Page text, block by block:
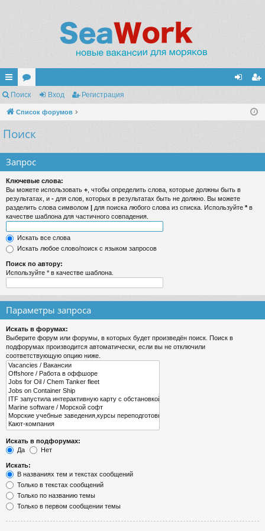
с
ы
лк
ор
ум
ы
ис
Поиск Вход Регистрация
Список форумов
Поиск
Запрос
Ключевые слова:
Вы можете использовать + , чтобы определить слова, которые должны быть в
результатах, и - для слов, которых в результатах быть не должно. Вы можете
разделить слова символом | для поиска любого слова из списка. Используйте *в
качестве шаблона для частичного совпадения.
Искать все слова
Искать любое слово/поиск с языком запросов
Поиск по автору:
Используйте * в качестве шаблона.
Параметры запроса
Искать в форумах:
Выберите форум или форумы, в которых будет произведён поиск. Поиск в
подфорумах производится автоматически, если вы не отключили
соответствующую опцию ниже.
Искать в подфорумах:
Да
Нет
Искать:
В названиях тем и текстах сообщений
Только в текстах сообщений
Только по названию темы
Только в первом сообщении темы